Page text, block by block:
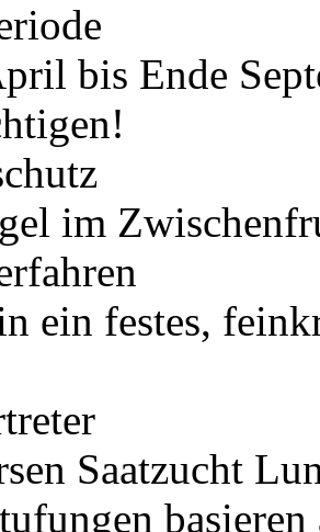
bis Ende
im
ein festes,
Saatzucht
basieren